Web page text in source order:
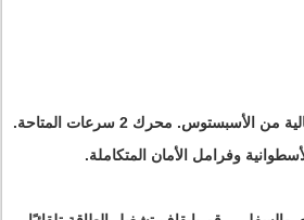
من الأسبستوس. محرك 2 سرعات المتاحة.
وفرامل الأمان المتكاملة.